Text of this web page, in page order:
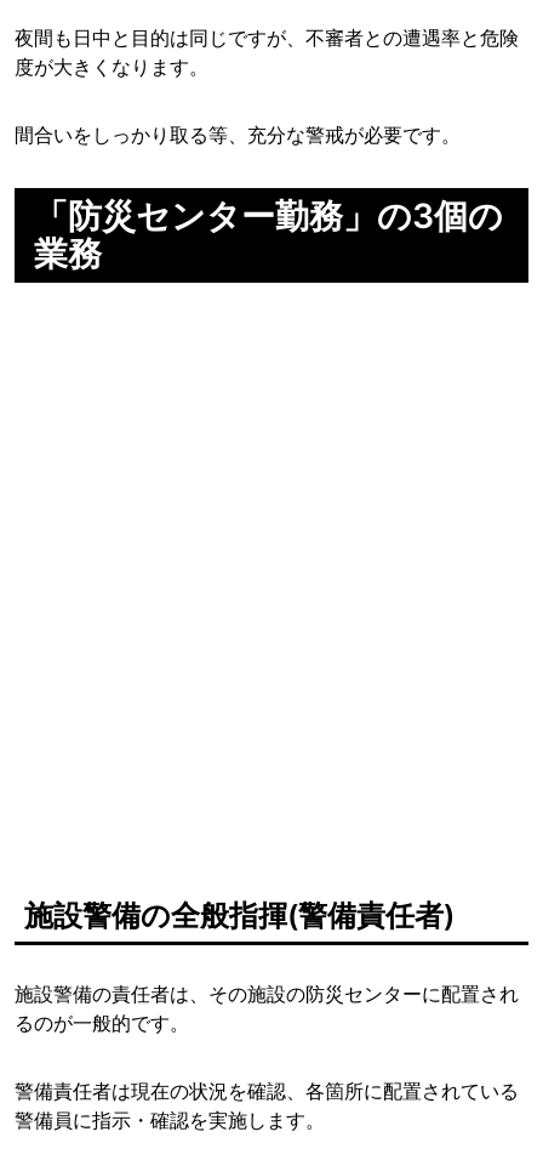
夜間も日中と目的は同じですが、不審者との遭遇率と危険
度が大きくなります。
間合いをしっかり取る等、充分な警戒が必要です。
「防災センター勤務」の3個の
業務
施設警備の全般指揮(警備責任者)
施設警備の責任者は、その施設の防災センターに配置され
るのが一般的です。
警備責任者は現在の状況を確認、各箇所に配置されている
警備員に指示・確認を実施します。